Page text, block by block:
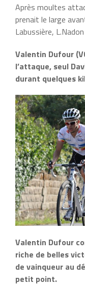
Après moultes
prenait le large
Labussière,
Valentin Dufour
l’attaque, seul
durant quelques
Valentin Dufour
riche de belles
de vainqueur au
petit point.